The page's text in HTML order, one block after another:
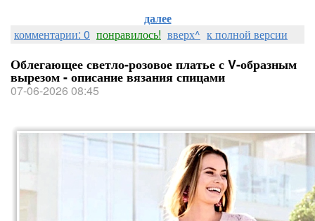
далее
комментарии: 0 понравилось! вверх^ к полной версии
Облегающее светло-розовое платье с V-образным
вырезом - описание вязания спицами
07-06-2026 08:45